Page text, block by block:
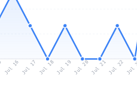
Jul 16 Jul 17 Jul 18Jul 19 Jul 20 Jul 21Jul 22 Jul